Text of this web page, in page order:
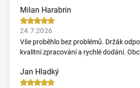
Milan Harabrin
24.7.2026
Vše proběhlo bez problémů. Držák
kvalitní zpracování a rychlé dodání.
Jan Hladký